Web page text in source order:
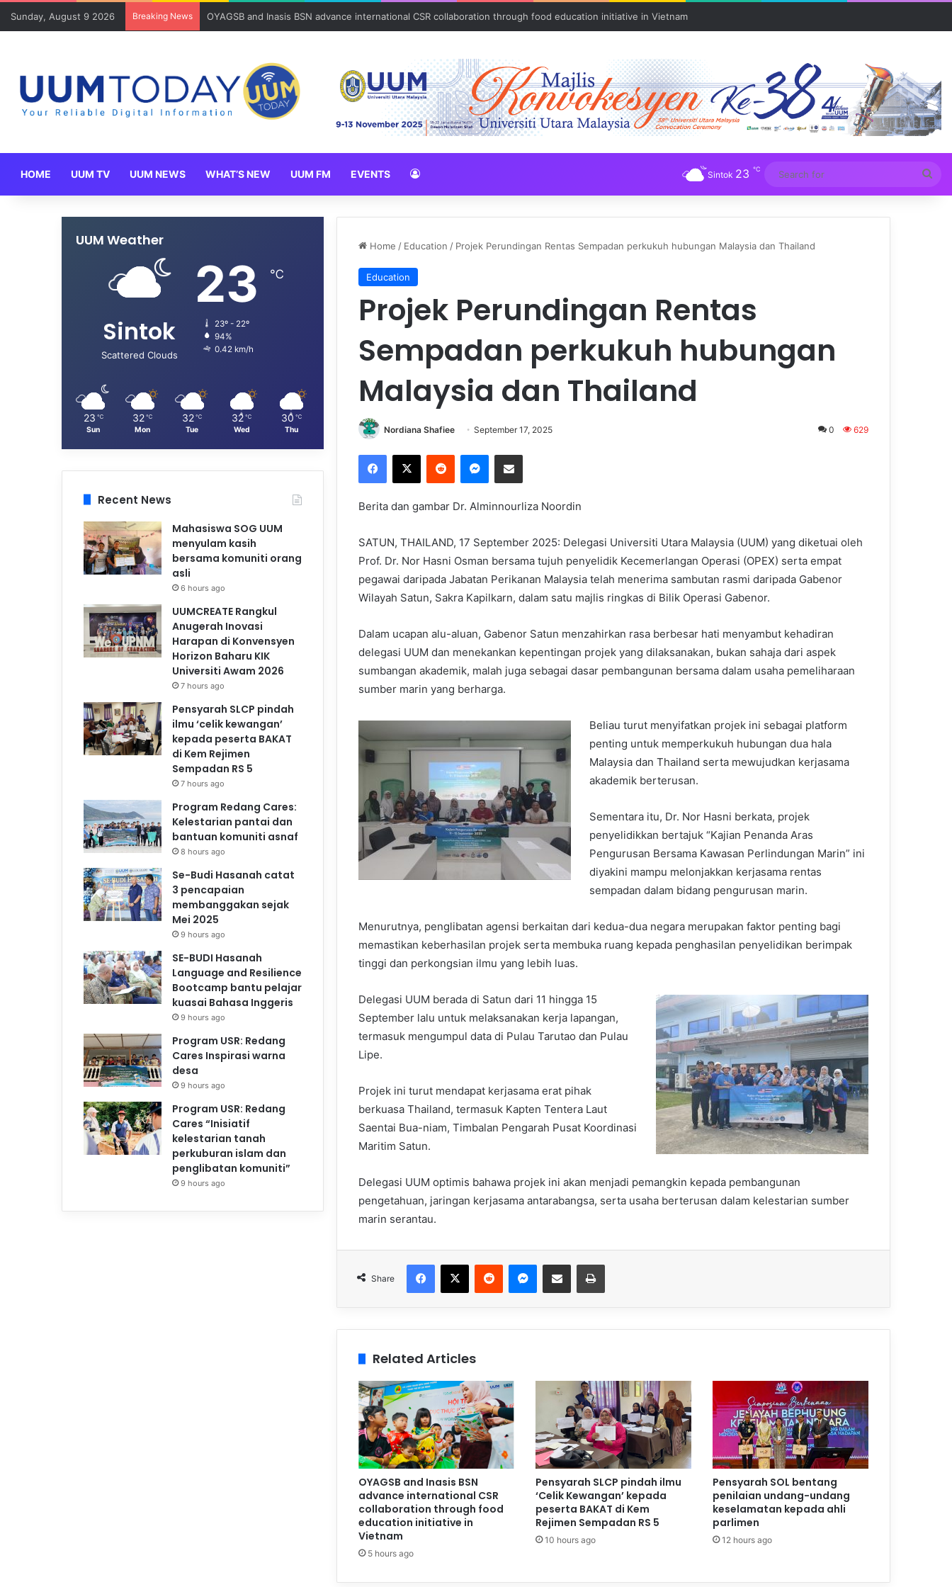
Sunday, August 9 2026 Breaking News OYAGSB and Inasis BSN advance international CSR collaboration through food education initiative in Vietnam
HOME UUM TV UUM NEWS WHAT’S NEW UUM FM EVENTS Sintok 23 ℃
for
Home / Education / Projek Perundingan Rentas Sempadan perkukuh hubungan Malaysia dan Thailand
Education
Projek Perundingan Rentas
Sempadan perkukuh hubungan
Malaysia dan Thailand
Nordiana Shafiee September 17, 2025 0 629
Berita dan gambar Dr. Alminnourliza Noordin
SATUN, THAILAND, 17 September 2025: Delegasi Universiti Utara Malaysia (UUM) yang diketuai oleh
Prof. Dr. Nor Hasni Osman bersama tujuh penyelidik Kecemerlangan Operasi (OPEX) serta empat
pegawai daripada Jabatan Perikanan Malaysia telah menerima sambutan rasmi daripada Gabenor
Wilayah Satun, Sakra Kapilkarn, dalam satu majlis ringkas di Bilik Operasi Gabenor.
Dalam ucapan alu-aluan, Gabenor Satun menzahirkan rasa berbesar hati menyambut kehadiran
delegasi UUM dan menekankan kepentingan projek yang dilaksanakan, bukan sahaja dari aspek
sumbangan akademik, malah juga sebagai dasar pembangunan bersama dalam usaha pemeliharaan
sumber marin yang berharga.
Beliau turut menyifatkan projek ini sebagai platform
penting untuk memperkukuh hubungan dua hala
Malaysia dan Thailand serta mewujudkan kerjasama
akademik berterusan.
Sementara itu, Dr. Nor Hasni berkata, projek
penyelidikkan bertajuk “Kajian Penanda Aras
Pengurusan Bersama Kawasan Perlindungan Marin” ini
diyakini mampu melonjakkan kerjasama rentas
sempadan dalam bidang pengurusan marin.
Menurutnya, penglibatan agensi berkaitan dari kedua-dua negara merupakan faktor penting bagi
memastikan keberhasilan projek serta membuka ruang kepada penghasilan penyelidikan berimpak
tinggi dan perkongsian ilmu yang lebih luas.
Delegasi UUM berada di Satun dari 11 hingga 15
September lalu untuk melaksanakan kerja lapangan,
termasuk mengumpul data di Pulau Tarutao dan Pulau
Lipe.
Projek ini turut mendapat kerjasama erat pihak
berkuasa Thailand, termasuk Kapten Tentera Laut
Saentai Bua-niam, Timbalan Pengarah Pusat Koordinasi
Maritim Satun.
Delegasi UUM optimis bahawa projek ini akan menjadi pemangkin kepada pembangunan
pengetahuan, jaringan kerjasama antarabangsa, serta usaha berterusan dalam kelestarian sumber
marin serantau.
Share
Related Articles
OYAGSB and Inasis BSN
advance international CSR
collaboration through food
education initiative in
Vietnam
5 hours ago
Pensyarah SLCP pindah ilmu
‘Celik Kewangan’ kepada
peserta BAKAT di Kem
Rejimen Sempadan RS 5
10 hours ago
Pensyarah SOL bentang
penilaian undang-undang
keselamatan kepada ahli
parlimen
12 hours ago
UUM Weather
Sintok
Scattered Clouds
23 ℃
23º - 22º
94%
0.42 km/h
23 ℃
Sun
32 ℃
Mon
32 ℃
Tue
32 ℃
Wed
30 ℃
Thu
Recent News
Mahasiswa SOG UUM
menyulam kasih
bersama komuniti orang
asli
6 hours ago
UUMCREATE Rangkul
Anugerah Inovasi
Harapan di Konvensyen
Horizon Baharu KIK
Universiti Awam 2026
7 hours ago
Pensyarah SLCP pindah
ilmu ‘celik kewangan’
kepada peserta BAKAT
di Kem Rejimen
Sempadan RS 5
7 hours ago
Program Redang Cares:
Kelestarian pantai dan
bantuan komuniti asnaf
8 hours ago
Se-Budi Hasanah catat
3 pencapaian
membanggakan sejak
Mei 2025
9 hours ago
SE-BUDI Hasanah
Language and Resilience
Bootcamp bantu pelajar
kuasai Bahasa Inggeris
9 hours ago
Program USR: Redang
Cares Inspirasi warna
desa
9 hours ago
Program USR: Redang
Cares “Inisiatif
kelestarian tanah
perkuburan islam dan
penglibatan komuniti”
9 hours ago